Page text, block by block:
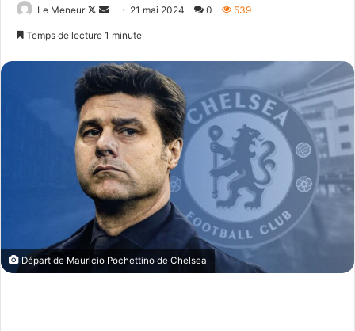
Le Meneur
Follow
Envoyer21 mai 2024 0 539
Temps de lecture 1 minute
Départ de Mauricio Pochettino de Chelsea